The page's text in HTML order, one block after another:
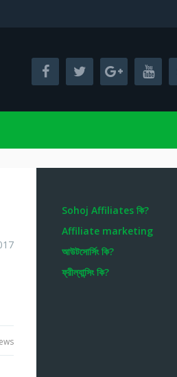
Sohoj Affiliates কি?
Affiliate marketing
আউটসোর্সিং কি?
ফ্রীল্যান্সিং কি?